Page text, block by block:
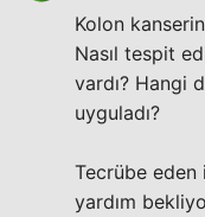
Kolon
Nasıl tespit
vardı? Hangi
uyguladı?
Tecrübe
yardım